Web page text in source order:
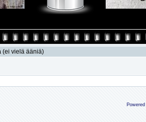
(ei vielä ääniä)